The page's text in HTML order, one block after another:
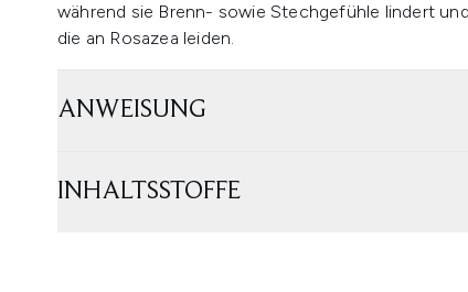
während sie Brenn- sowie Stechgefühle lindert
die an Rosazea leiden.
ANWEISUNG
INHALTSSTOFFE